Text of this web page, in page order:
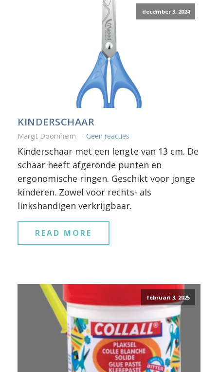
december 3, 2024
KINDERSCHAAR
Margit Doornheim Geen reacties
Kinderschaar met een lengte van 13 cm. De
schaar heeft afgeronde punten en
ergonomische ringen. Geschikt voor jonge
kinderen. Zowel voor rechts- als
linkshandigen verkrijgbaar.
READ MORE
februari 3, 2025